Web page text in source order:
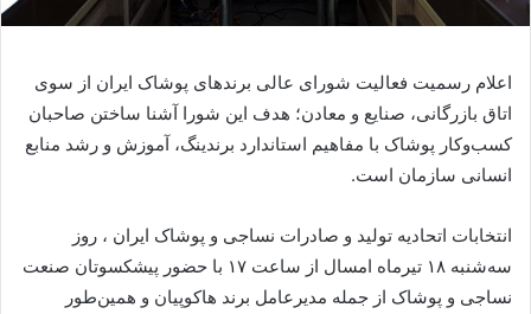
اعلام رسمیت فعالیت شورای عالی برندهای پوشاک ایران از سوی
اتاق بازرگانی، صنایع و معادن؛ هدف این شورا آشنا ساختن صاحبان
کسب‌وکار پوشاک با مفاهیم استاندارد برندینگ، آموزش و رشد منابع
انسانی سازمان است.
انتخابات اتحادیه تولید و صادرات نساجی و پوشاک ایران ، روز
سه‌شنبه ۱۸ تیرماه امسال از ساعت ۱۷ با حضور پیشکسوتان صنعت
نساجی و پوشاک از جمله مدیرعامل برند هاکوپیان و همین‌طور